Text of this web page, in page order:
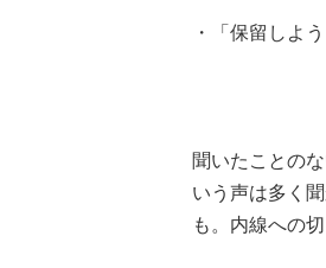
・「保留しよ
聞いたことの
いう声は多く
も。内線への